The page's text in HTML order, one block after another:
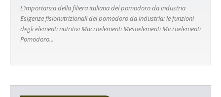
L’importanza della filiera italiana del pomodoro da industria
Esigenze fisionutrizionali del pomodoro da industria: le funzioni
degli elementi nutritivi Macroelementi Mesoelementi Microelementi
Pomodoro...